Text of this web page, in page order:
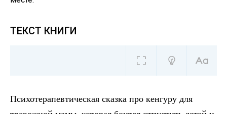
ТЕКСТ КНИГИ
Психотерапевтическая сказка про кенгуру для